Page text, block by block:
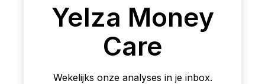
Yelza Money
Care
Wekelijks onze analyses in je inbox.